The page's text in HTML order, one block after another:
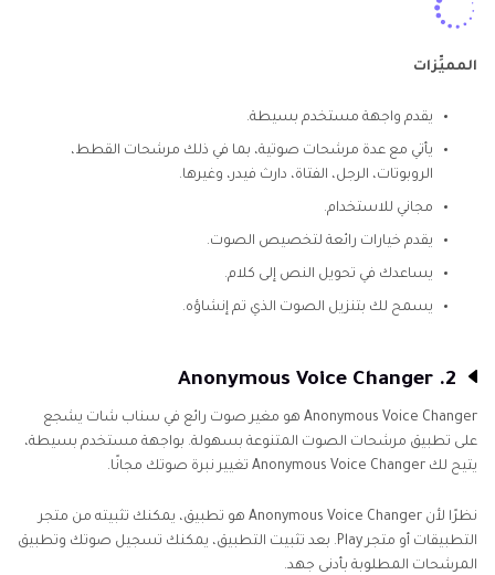
المميِّزات
يقدم واجهة مستخدم بسيطة.
يأتي مع عدة مرشحات صوتية، بما في ذلك مرشحات القطط،
الروبوتات، الرجل، الفتاة، دارث فيدر، وغيرها.
مجاني للاستخدام.
يقدم خيارات رائعة لتخصيص الصوت.
يساعدك في تحويل النص إلى كلام.
يسمح لك بتنزيل الصوت الذي تم إنشاؤه.
Anonymous Voice Changer هو مغير صوت رائع في سناب شات يشجع
على تطبيق مرشحات الصوت المتنوعة بسهولة. بواجهة مستخدم بسيطة،
يتيح لك Anonymous Voice Changer تغيير نبرة صوتك مجانًا.
نظرًا لأن Anonymous Voice Changer هو تطبيق، يمكنك تثبيته من متجر
التطبيقات أو متجر Play. بعد تثبيت التطبيق، يمكنك تسجيل صوتك وتطبيق
المرشحات المطلوبة بأدنى جهد.